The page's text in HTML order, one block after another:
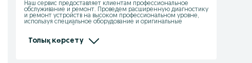
Наш сервис предоставляет клиентам профессиональное
обслуживание и ремонт. Проведем расширенную диагностику
и ремонт устройств на высоком профессиональном уровне,
используя специальное оборудование и оригинальные
качественные расходные материалы.
Толық көрсету